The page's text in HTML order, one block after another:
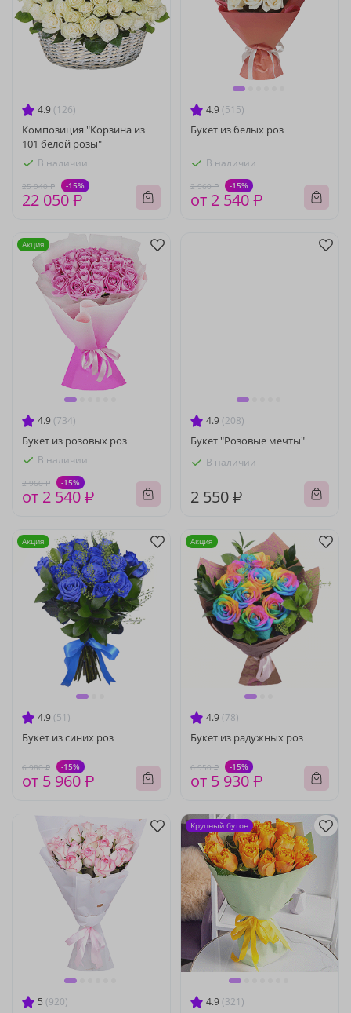
4.9 (126)
Композиция "Корзина из
101 белой розы"
В наличии
25 940 ₽ -15%
22 050 ₽
4.9 (515)
Букет из белых роз
В наличии
2 960 ₽ -15%
от 2 540 ₽
4.9 (734)
Букет из розовых роз
В наличии
2 960 ₽ -15%
от 2 540 ₽
Акция
4.9 (208)
Букет "Розовые мечты"
В наличии
2 550 ₽
4.9 (51)
Букет из синих роз
6 980 ₽ -15%
от 5 960 ₽
Акция
4.9 (78)
Букет из радужных роз
6 950 ₽ -15%
от 5 930 ₽
Акция
5 (920) 4.9 (321)
Крупный бутон